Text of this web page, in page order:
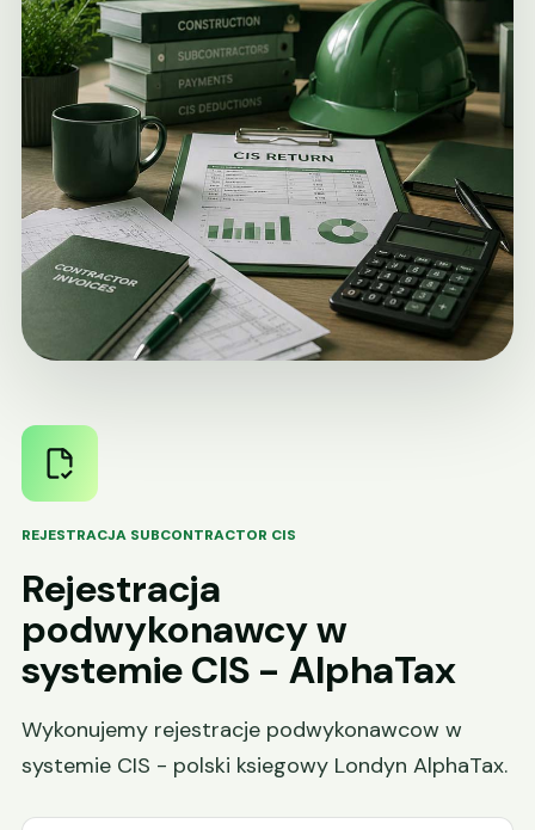
REJESTRACJA SUBCONTRACTOR CIS
Rejestracja
podwykonawcy w
systemie CIS - AlphaTax
Wykonujemy rejestracje podwykonawcow w
systemie CIS - polski ksiegowy Londyn AlphaTax.